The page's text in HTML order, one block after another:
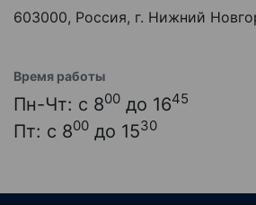
603000, Россия, г. Нижний
Время работы
Пн-Чт: с 800 до 1645
Пт: с 800 до 1530